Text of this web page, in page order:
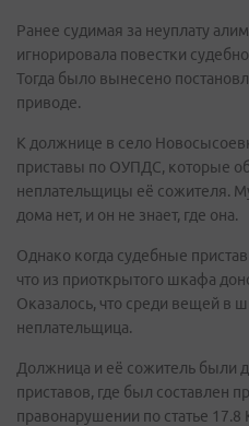
Ранее судимая за неуплату
игнорировала повестки
Тогда было вынесено
приводе.
К должнице в село
приставы по ОУПДС, которые
неплательщицы её сожителя.
дома нет, и он не знает, где она.
Однако когда судебные
что из приоткрытого шкафа
Оказалось, что среди вещей в
неплательщица.
Должница и её сожитель были
приставов, где был составлен
правонарушении по статье